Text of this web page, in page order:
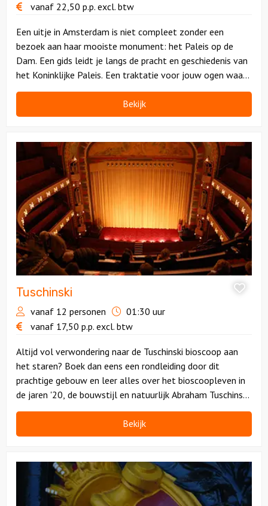
vanaf 22,50 p.p. excl. btw
Een uitje in Amsterdam is niet compleet zonder een
bezoek aan haar mooiste monument: het Paleis op de
Dam. Een gids leidt je langs de pracht en geschiedenis van
het Koninklijke Paleis. Een traktatie voor jouw ogen waar
je gegarandeerd iets van opsteekt!
Bekijk
Bekijk
Tuschinski
vanaf 12 personen
01:30 uur
vanaf 17,50 p.p. excl. btw
Altijd vol verwondering naar de Tuschinski bioscoop aan
het staren? Boek dan eens een rondleiding door dit
prachtige gebouw en leer alles over het bioscoopleven in
de jaren '20, de bouwstijl en natuurlijk Abraham Tuschinski
zelf!
Bekijk
Amsterdam